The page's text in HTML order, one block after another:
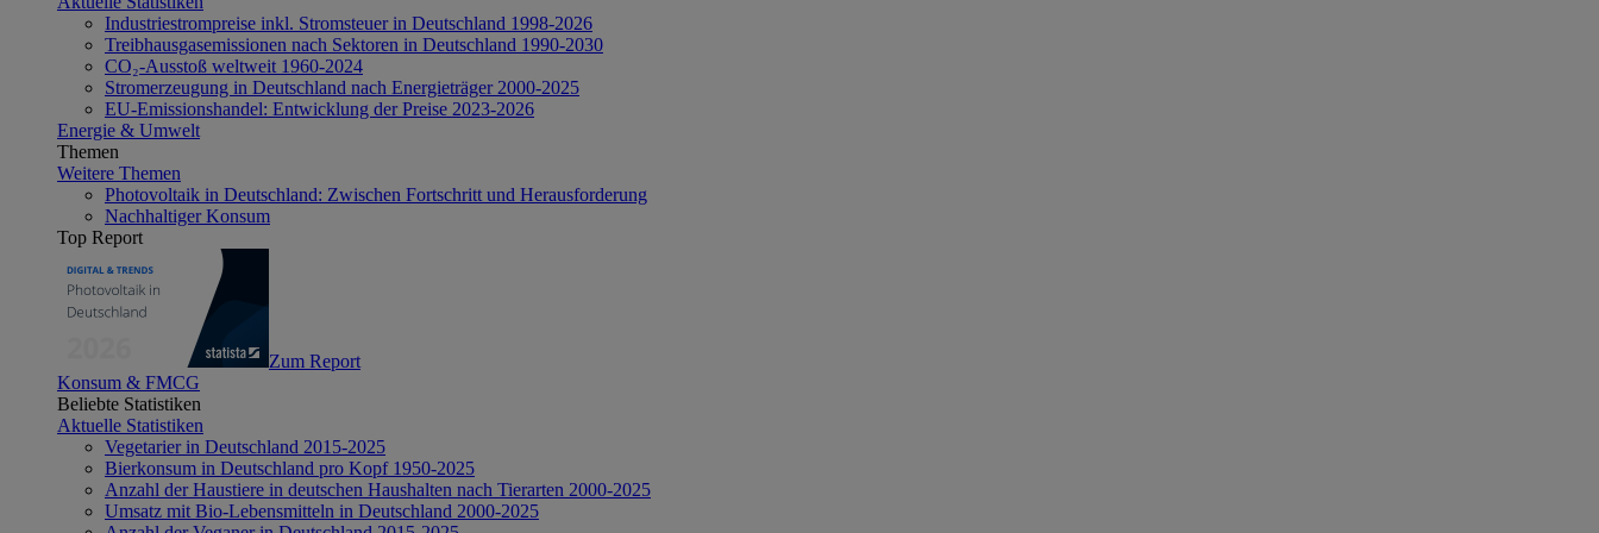
Industriestrompreise inkl. Stromsteuer in Deutschland 1998-2026
Treibhausgasemissionen nach Sektoren in Deutschland 1990-2030
CO₂-Ausstoß weltweit 1960-2024
Stromerzeugung in Deutschland nach Energieträger 2000-2025
EU-Emissionshandel: Entwicklung der Preise 2023-2026
Energie & Umwelt
Themen
Weitere Themen
Photovoltaik in Deutschland: Zwischen Fortschritt und Herausforderung
Nachhaltiger Konsum
Top Report
Zum Report
Konsum & FMCG
Beliebte Statistiken
Aktuelle Statistiken
Vegetarier in Deutschland 2015-2025
Bierkonsum in Deutschland pro Kopf 1950-2025
Anzahl der Haustiere in deutschen Haushalten nach Tierarten 2000-2025
Umsatz mit Bio-Lebensmitteln in Deutschland 2000-2025